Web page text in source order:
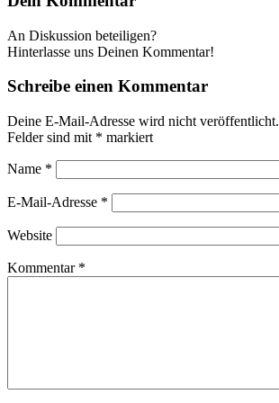
An Diskussion beteiligen?
Hinterlasse uns Deinen Kommentar!
Schreibe einen Kommentar
Deine E-Mail-Adresse wird nicht veröffentlicht.
Felder sind mit * markiert
Name *
E-Mail-Adresse *
Website
Kommentar *